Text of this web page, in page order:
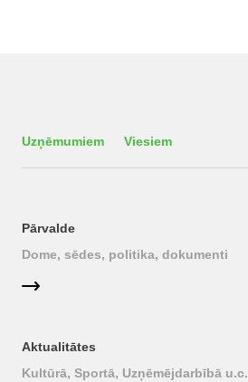
Uzņēmumiem Viesiem
Pārvalde
Dome, sēdes, politika, dokumenti
Aktualitātes
Kultūrā, Sportā, Uzņēmējdarbībā u.c.